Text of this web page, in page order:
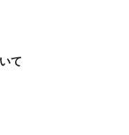
て